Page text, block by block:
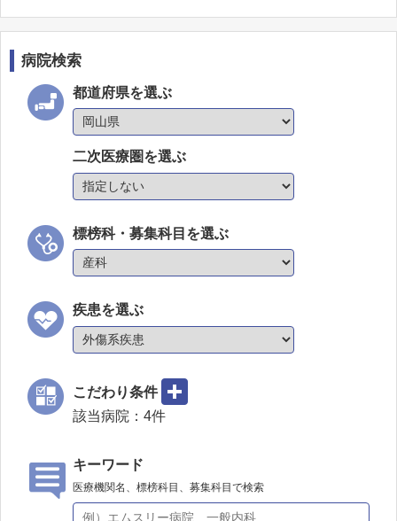
病院検索
都道府県を選ぶ
二次医療圏を選ぶ
標榜科・募集科目を選ぶ
疾患を選ぶ
こだわり条件
該当病院： 4件
キーワード
医療機関名、標榜科目、募集科目で検索